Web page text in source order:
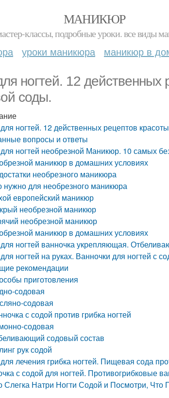
МАНИКЮР
классы, подробные уроки. все виды
уроки маникюра маникюр в
ногтей. 12 действенных
соды.
ногтей. 12 действенных рецептов
вопросы и ответы
ногтей необрезной Маникюр. 10 самых
маникюр в домашних условиях
необрезного маникюра
нужно для необрезного маникюра
европейский маникюр
необрезной маникюр
необрезной маникюр
маникюр в домашних условиях
ногтей ванночка укрепляющая.
ногтей на руках. Ванночки для ногтей с
рекомендации
приготовления
содовая
содовая
с содой против грибка ногтей
содовая
содовый состав
рук содой
лечения грибка ногтей. Пищевая сода
с содой для ногтей. Противогрибковые
Слегка Натри Ногти Содой и Посмотри, Что